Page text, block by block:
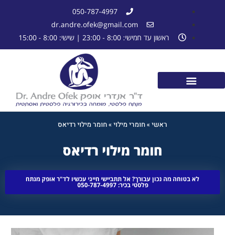
050-787-4997
dr.andre.ofek@gmail.com
ראשון עד חמישי: 8:00 - 23:00 | שישי: 8:00 - 15:00
ראשי »חומרי מילוי »חומר מילוי רדיאס
חומר מילוי רדיאס
לא בטוחה מה נכון עבורך? אל תתביישי חייגי עכשיו לד"ר אופק מנתח
פלסטי בכיר: 050-787-4997